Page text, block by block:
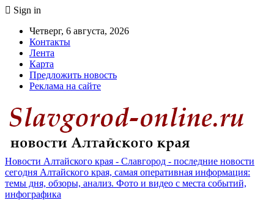
Sign in
Четверг, 6 августа, 2026
Контакты
Лента
Карта
Предложить новость
Реклама на сайте
Новости Алтайского края - Славгород - последние новости
сегодня Алтайского края, самая оперативная информация:
темы дня, обзоры, анализ. Фото и видео с места событий,
инфографика